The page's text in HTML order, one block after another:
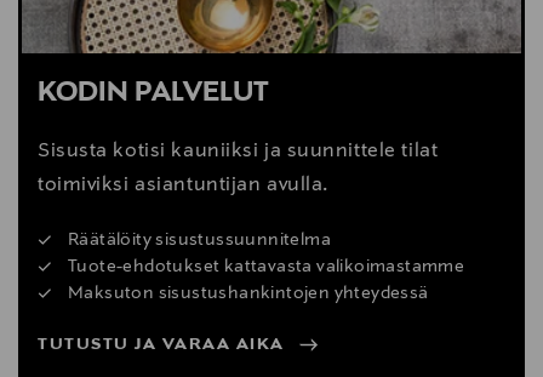
KODIN PALVELUT
Sisusta kotisi kauniiksi ja suunnittele tilat
toimiviksi asiantuntijan avulla.
Räätälöity sisustussuunnitelma
Tuote-ehdotukset kattavasta valikoimastamme
Maksuton sisustushankintojen yhteydessä
TUTUSTU JA VARAA AIKA